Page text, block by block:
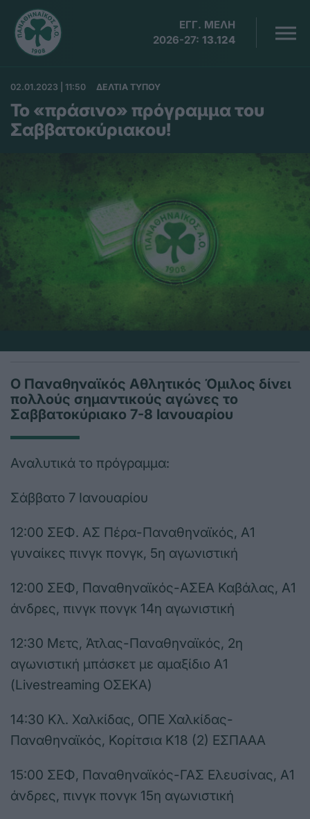
ΕΓΓ. ΜΕΛΗ
2026-27: 13.124
02.01.2023 | 11:50 ΔΕΛΤΙΑ ΤΥΠΟΥ
To «πράσινο» πρόγραμμα του
Σαββατοκύριακου!
Ο Παναθηναϊκός Αθλητικός Όμιλος δίνει
πολλούς σημαντικούς αγώνες το
Σαββατοκύριακο 7-8 Ιανουαρίου
Αναλυτικά το πρόγραμμα:
Σάββατο 7 Ιανουαρίου
12:00 ΣΕΦ. ΑΣ Πέρα-Παναθηναϊκός, Α1
γυναίκες πινγκ πονγκ, 5η αγωνιστική
12:00 ΣΕΦ, Παναθηναϊκός-ΑΣΕΑ Καβάλας, Α1
άνδρες, πινγκ πονγκ 14η αγωνιστική
12:30 Μετς, Άτλας-Παναθηναϊκός, 2η
αγωνιστική μπάσκετ με αμαξίδιο Α1
(Livestreaming ΟΣΕΚΑ)
14:30 Κλ. Χαλκίδας, ΟΠΕ Χαλκίδας-
Παναθηναϊκός, Κορίτσια Κ18 (2) ΕΣΠΑΑΑ
15:00 ΣΕΦ, Παναθηναϊκός-ΓΑΣ Ελευσίνας, Α1
άνδρες, πινγκ πονγκ 15η αγωνιστική